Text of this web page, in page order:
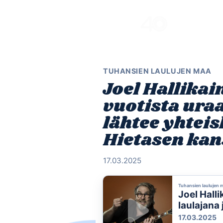
TUHANSIEN LAULUJEN MAA
Joel
vuotista
lähtee
Hietasen
17.03.2025
Tuhansien laulujen
Joel
laulajana
Hietasen
17.03.2025